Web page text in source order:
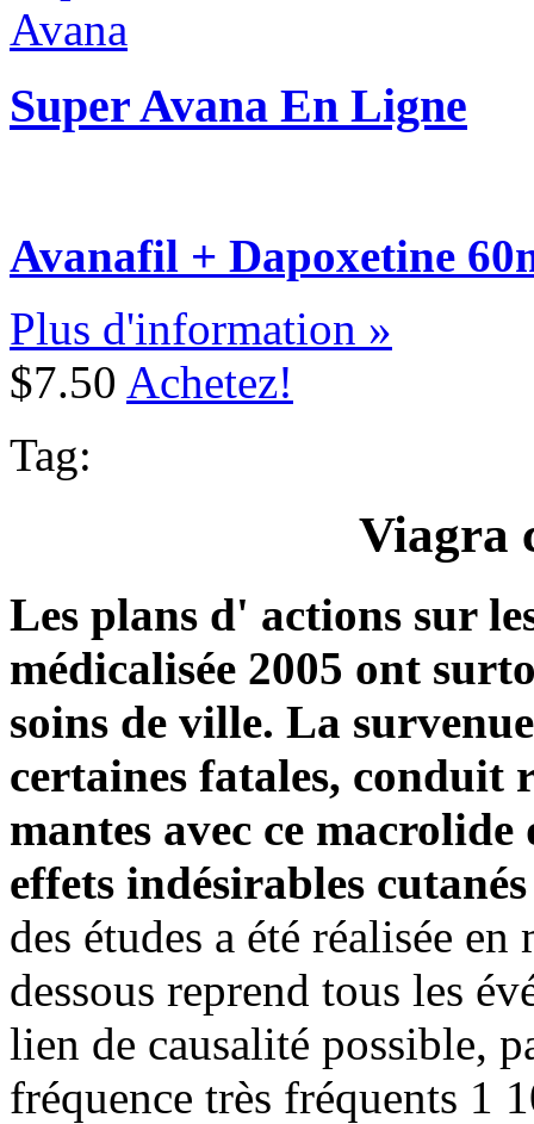
Super Avana En Ligne
Avanafil + Dapoxetine
Plus d'information »
$7.50 Achetez!
Tag:
Viagra
Les plans d' actions sur
médicalisée 2005 ont
soins de ville. La
certaines fatales, conduit
mantes avec ce
effets indésirables
des études a été réalisée
dessous reprend tous les
lien de causalité possible,
fréquence très fréquents 1